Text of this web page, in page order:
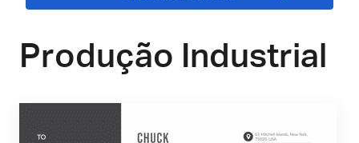
para Operador de
Produção Industrial